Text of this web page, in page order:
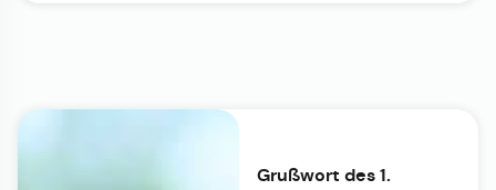
Grußwort des 1.